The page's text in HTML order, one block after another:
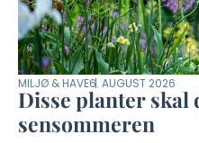
MILJØ & HAVE6. AUGUST 2026
Disse planter skal
sensommeren